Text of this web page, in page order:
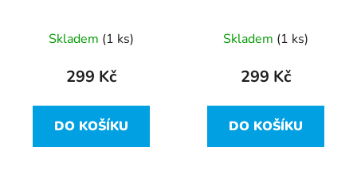
z Dell Latitude E5470
Skladem (1 ks)
299 Kč
DO KOŠÍKU
Skladem (1 ks)
299 Kč
DO KOŠÍKU